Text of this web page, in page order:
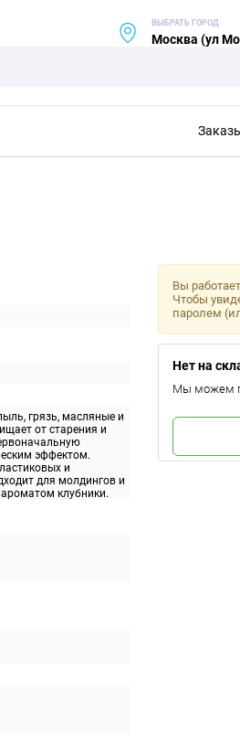
ВЫБРАТЬ ГОРОД
Москва (ул
грязь, масляные и
от старения и
эффектом.
и
для молдингов и
клубники.
Вы
Чтобы
паролем
Нет на
Мы можем